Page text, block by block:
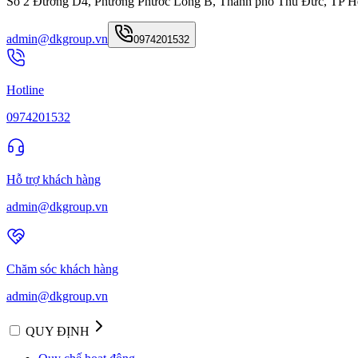
admin@dkgroup.vn 0974201532
Hotline
0974201532
Hỗ trợ khách hàng
admin@dkgroup.vn
Chăm sóc khách hàng
admin@dkgroup.vn
QUY ĐỊNH